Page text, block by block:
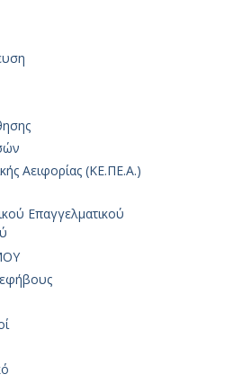
Αειφορίας (ΚΕ.ΠΕ.Α.)
Επαγγελματικού